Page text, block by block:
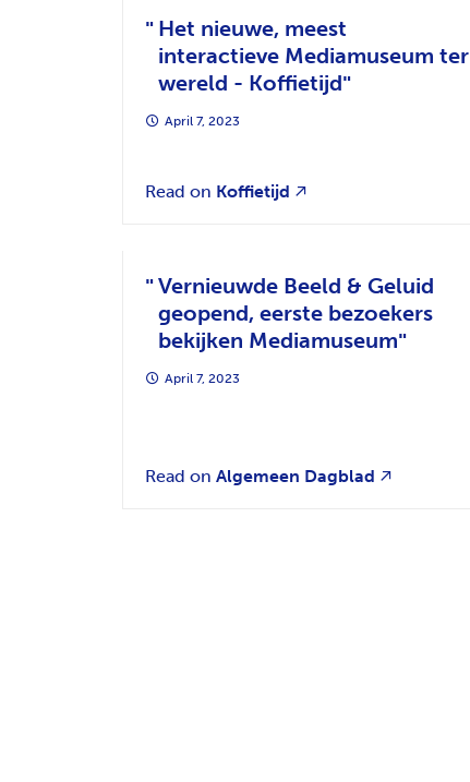
Het nieuwe, meest
interactieve Mediamuseum ter
wereld - Koffietijd
April 7, 2023
Read on Koffietijd
Vernieuwde Beeld & Geluid
geopend, eerste bezoekers
bekijken Mediamuseum
April 7, 2023
Read on Algemeen Dagblad